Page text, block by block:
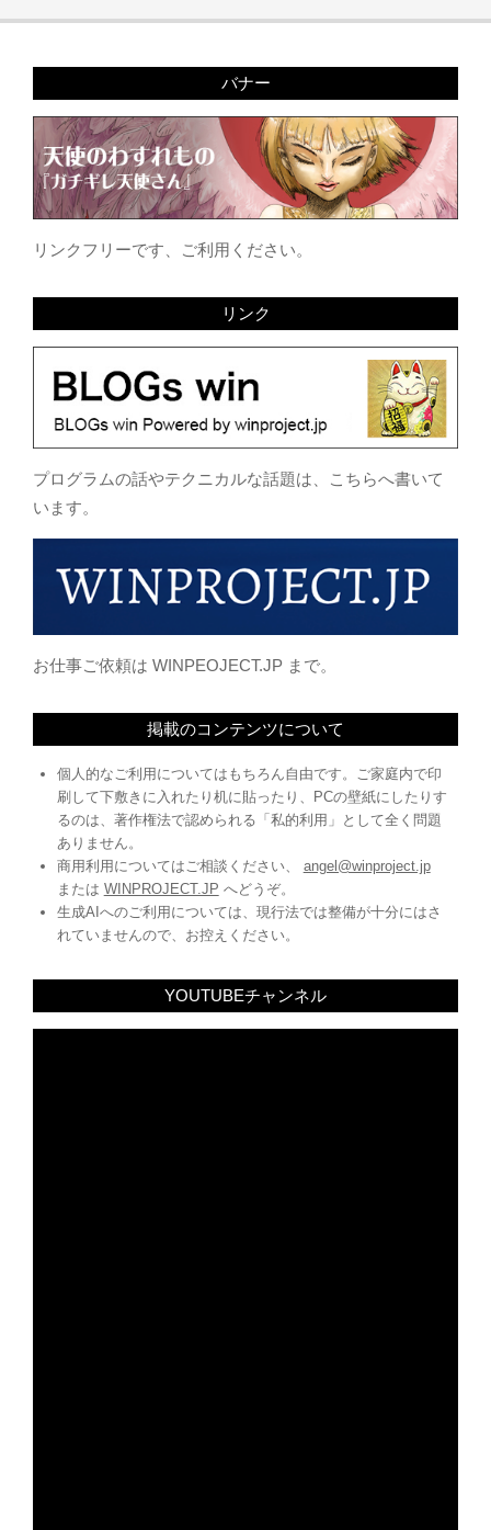
バナー
リンクフリーです、ご利用ください。
リンク
プログラムの話やテクニカルな話題は、こちらへ書いて
います。
お仕事ご依頼は WINPEOJECT.JP まで。
掲載のコンテンツについて
個人的なご利用についてはもちろん自由です。ご家庭内で印
刷して下敷きに入れたり机に貼ったり、PCの壁紙にしたりす
るのは、著作権法で認められる「私的利用」として全く問題
ありません。
商用利用についてはご相談ください、
angel@winproject.jp
または WINPROJECT.JP
へどうぞ。
生成AIへのご利用については、現行法では整備が十分にはさ
れていませんので、お控えください。
YOUTUBEチャンネル